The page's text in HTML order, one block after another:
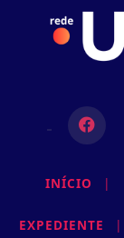
INÍCIO |
EXPEDIENTE |